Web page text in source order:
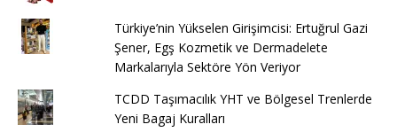
Türkiye’nin Yükselen Girişimcisi: Ertuğrul Gazi
Şener, Egş Kozmetik ve Dermadelete
Markalarıyla Sektöre Yön Veriyor
TCDD Taşımacılık YHT ve Bölgesel Trenlerde
Yeni Bagaj Kuralları